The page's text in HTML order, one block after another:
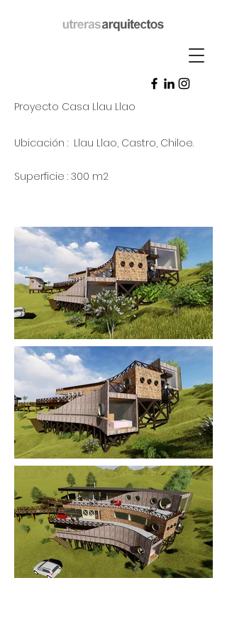
Proyecto Casa Llau Llao
Ubicación : Llau Llao, Castro, Chiloe.
Superficie : 300 m2